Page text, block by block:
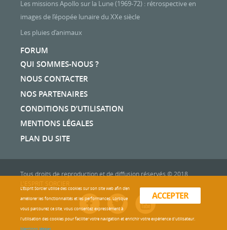
Les missions Apollo sur la Lune (1969-72) : rétrospective en
images de l’épopée lunaire du XXe siècle
Les pluies d’animaux
FORUM
QUI SOMMES-NOUS ?
NOUS CONTACTER
NOS PARTENAIRES
CONDITIONS D’UTILISATION
MENTIONS LÉGALES
PLAN DU SITE
Tous droits de reproduction et de diffusion réservés © 2018
ACCEPTER
L'Esprit Sorcier utilise des cookies sur son site web afin d’en
améliorer les fonctionnalités et les performances. Lorsque
vous parcourez ce site, vous consentez expressément à
l'utilisation des cookies pour faciliter votre navigation et enrichir votre expérience d'utilisateur.
Mentions légales